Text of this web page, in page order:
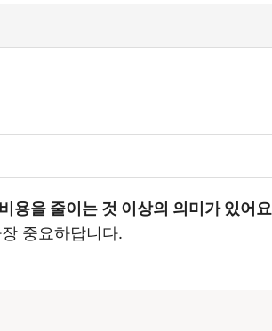
용을 줄이는 것 이상의 의미가 있어
중요하답니다.